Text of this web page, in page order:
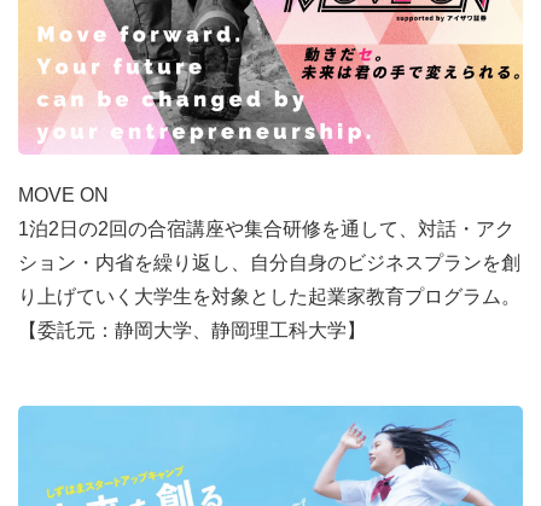
MOVE ON
1泊2日の2回の合宿講座や集合研修を通して、対話・アク
ション・内省を繰り返し、自分自身のビジネスプランを創
り上げていく大学生を対象とした起業家教育プログラム。
【委託元：静岡大学、静岡理工科大学】